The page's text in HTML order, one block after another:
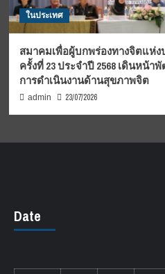
ในประเทศ
สมาคมเพื่อผู้บกพร่องทางจิตแห่
ครั้งที่ 23 ประจำปี 2568 เดินหน้
การดำเนินงานด้านสุขภาพจิต
admin 23/07/2026
Date